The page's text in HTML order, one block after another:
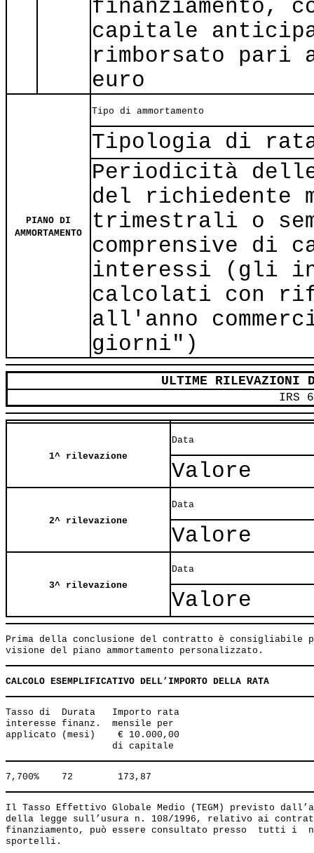
finanziamento,
capitale
rimborsato pari
euro
PIANO DI
AMMORTAMENTO
Tipo di ammortamento
Tipologia di
Periodicità
del richiedente
trimestrali o
comprensive di
interessi (gli
calcolati con
all'anno
giorni")
ULTIME RILEVAZIONI
IRS 6
1^ rilevazione
Data
Valore
2^ rilevazione
Data
Valore
3^ rilevazione
Data
Valore
Prima della conclusione del contratto è consigliabile
CALCOLO ESEMPLIFICATIVO DELL’IMPORTO DELLA RATA
Tasso di  Durata   Importo rata
interesse finanz.  mensile per
applicato (mesi)    € 10.000,00
Il Tasso Effettivo Globale Medio (TEGM) previsto
della legge sull’usura n. 108/1996, relativo ai
finanziamento, può essere consultato presso  tutti i